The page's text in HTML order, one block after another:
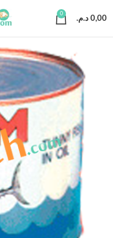
0
0,00 د.م.